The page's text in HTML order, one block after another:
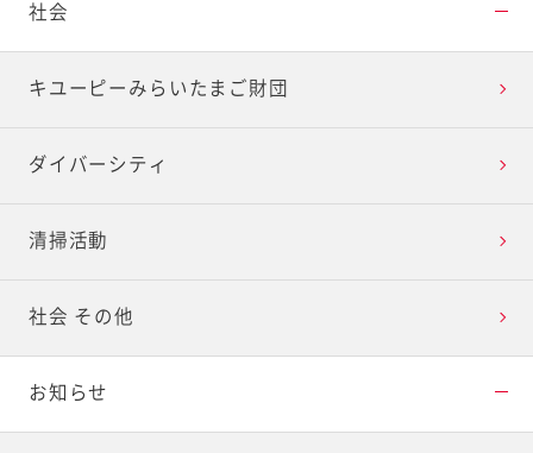
社会
キユーピーみらいたまご財団
ダイバーシティ
清掃活動
社会 その他
お知らせ